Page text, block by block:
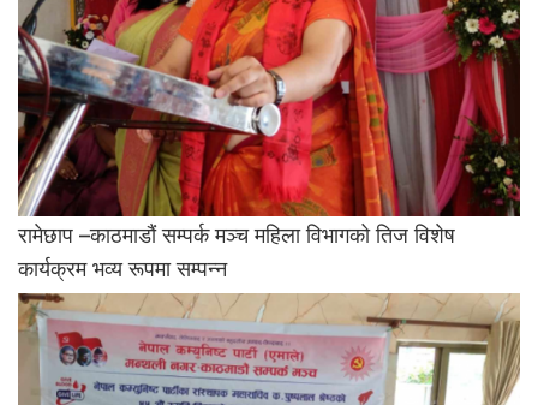
रामेछाप –काठमाडौं सम्पर्क मञ्च महिला विभागको तिज विशेष
कार्यक्रम भव्य रूपमा सम्पन्न